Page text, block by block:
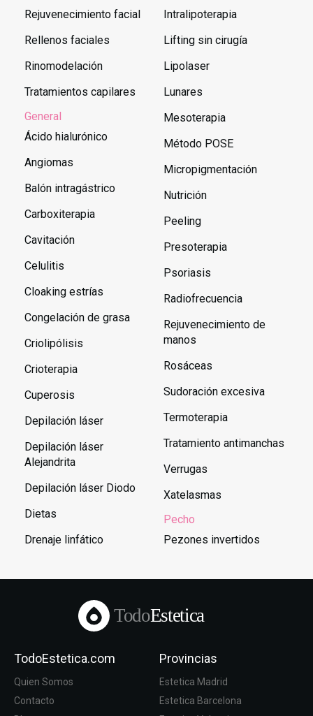
Rejuvenecimiento facial
Rellenos faciales
Rinomodelación
Tratamientos capilares
General
Ácido hialurónico
Angiomas
Balón intragástrico
Carboxiterapia
Cavitación
Celulitis
Cloaking estrías
Congelación de grasa
Criolipólisis
Crioterapia
Cuperosis
Depilación láser
Depilación láser
Alejandrita
Depilación láser Diodo
Dietas
Drenaje linfático
Intralipoterapia
Lifting sin cirugía
Lipolaser
Lunares
Mesoterapia
Método POSE
Micropigmentación
Nutrición
Peeling
Presoterapia
Psoriasis
Radiofrecuencia
Rejuvenecimiento de
manos
Rosáceas
Sudoración excesiva
Termoterapia
Tratamiento antimanchas
Verrugas
Xatelasmas
Pecho
Pezones invertidos
TodoEstetica
TodoEstetica.com
Quien Somos
Contacto
Provincias
Estetica Madrid
Estetica Barcelona